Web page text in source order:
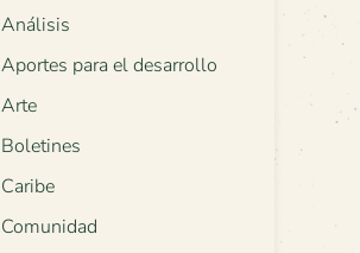
Análisis
Aportes para el desarrollo
Arte
Boletines
Caribe
Comunidad